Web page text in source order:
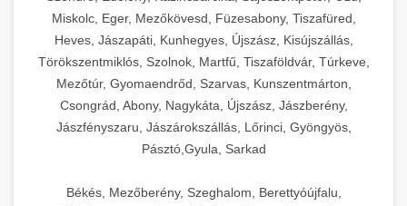
Miskolc, Eger, Mezőkövesd, Füzesabony, Tiszafüred,
Heves, Jászapáti, Kunhegyes, Újszász, Kisújszállás,
Törökszentmiklós, Szolnok, Martfű, Tiszaföldvár, Túrkeve,
Mezőtúr, Gyomaendrőd, Szarvas, Kunszentmárton,
Csongrád, Abony, Nagykáta, Újszász, Jászberény,
Jászfényszaru, Jászárokszállás, Lőrinci, Gyöngyös,
Pásztó,Gyula, Sarkad
Békés, Mezőberény, Szeghalom, Berettyóújfalu,